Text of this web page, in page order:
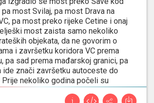
pa most Svilaj, pa most Drava na
pa most preko rijeke Cetine i onaj
most zaista samo nekoliko
objekata, da ne govorim o
i završetku koridora VC prema
pa sad prema mađarskoj granici, pa
ide znači završetku autoceste do
Prije nekoliko godina počeli su
tj. pretvaranju pola
od Pazina do Učke. Bio je to tada